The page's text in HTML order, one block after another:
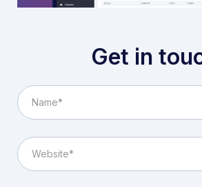
Get in